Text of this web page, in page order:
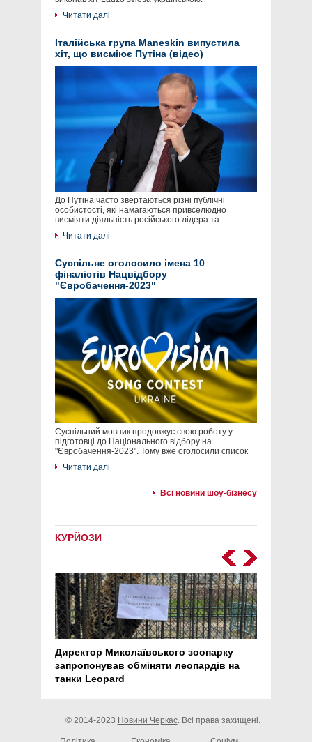
Читати далі
Італійська група Maneskin випустила
хіт, що висміює Путіна (відео)
До Путіна часто звертаються різні публічні
особистості, які намагаються привселюдно
висміяти діяльність російського лідера та
Читати далі
Суспільне оголосило імена 10
фіналістів Нацвідбору
"Євробачення-2023"
Суспільний мовник продовжує свою роботу у
підготовці до Національного відбору на
"Євробачення-2023". Тому вже оголосили список
Читати далі
Всі новини шоу-бізнесу
КУРЙОЗИ
Директор Миколаївського зоопарку
запропонував обміняти леопардів на
танки Leopard
© 2014-2023 Новини Черкас. Всі права захищені.